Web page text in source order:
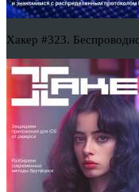
Хакер #323.